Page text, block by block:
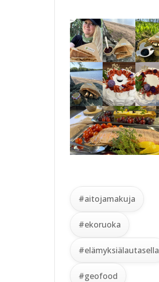
#aitojamakuja
#ekoruoka
#elämyksiälautasella
#geofood